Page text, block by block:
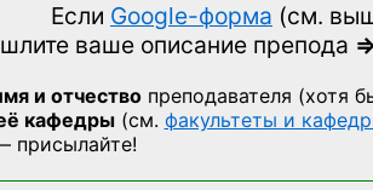
Если Google-форма (см.
ваше описание препода
и отчествопреподавателя (хотя
кафедры(см. факультеты и
присылайте!